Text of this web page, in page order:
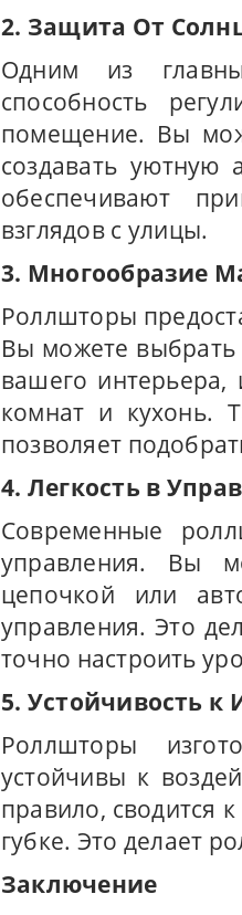
2. Защита От
Одним из
способность
помещение. Вы
создавать
обеспечивают
взглядов с улицы.
3. Многообразие
Роллшторы
Вы можете выбрать
вашего
комнат и кухонь.
позволяет
4. Легкость в
Современные
управления. Вы
цепочкой или
управления. Это
точно настроить
5. Устойчивость к
Роллшторы
устойчивы к
правило, сводится
губке. Это делает
Заключение